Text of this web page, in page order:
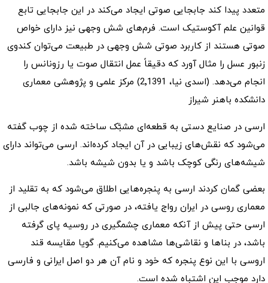
متعدد پیدا کند جابجایی صوتی ایجاد می‌کند در این جابجایی تابع
قوانین علم آکوستیک است. فرم‌های شش وجهی نیز دارای خواص
صوتی هستند از کاربرد صوتی شش وجهی در طبیعت می‌توان کندوی
زنبور عسل را مثال آورد که دقیقاً عمل انتقال صوت یا رزونانس را
انجام می‌دهد. (اسدی نیا، 2٬1391) مرکز علمی و پژوهشی معماری
دانشکده باهنر شیراز
ارسی در صنایع دستی به قطعه‌ای مشبَّک ساخته شده از چوب گفته
می‌شود که نقش‌های زیبایی در آن ایجاد کرده‌اند. ارسی می‌تواند دارای
شیشه‌های رنگی کوچک باشد و یا بدون شیشه باشد.
بعضی گمان کردند ارسی به پنجره‌هایی اطلاق می‌شود که به تقلید از
معماری روسی در ایران رواج یافته، در صورتی که نمونه‌های جالبی از
ارسی حتی پیش از آنکه معماری چشمگیری در روسیه پای گرفته
باشد، در بناها و نقاشی‌ها مشاهده می‌کنیم. گویا مقایسه قند
اروسی با این نوع پنجره که خود و نام آن هر دو اصل ایرانی و فارسی
دارد موجب این اشتباه شده است.